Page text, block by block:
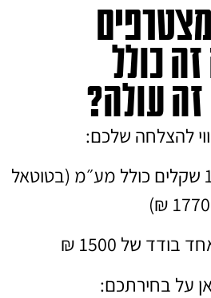
כולל
עולה?
להצלחה שלכם:
10 תשלומים של 177 שקלים כולל מע״מ (בטוטאל
1770 ₪)
של 1500 ₪
על בחירתכם: